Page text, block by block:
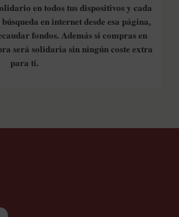
en todos tus dispositivos y cada
en internet desde esa página,
fondos. Además si compras en
será solidaria sin ningún coste extra
para ti.